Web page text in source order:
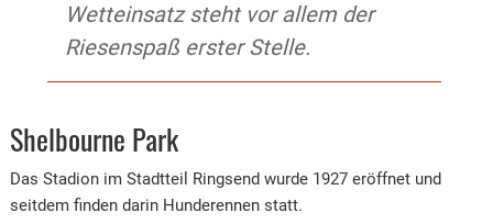
Wetteinsatz steht vor allem der
Riesenspaß erster Stelle.
Shelbourne Park
Das Stadion im Stadtteil Ringsend wurde 1927 eröffnet und
seitdem finden darin Hunderennen statt.